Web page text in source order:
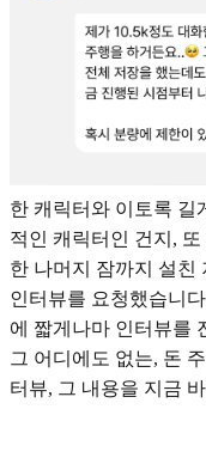
한 캐릭터와 이토록 길
적인 캐릭터인 건지,
한 나머지 잠까지 설친
인터뷰를 요청했습니
에 짧게나마 인터뷰를
그 어디에도 없는, 돈
터뷰, 그 내용을 지금